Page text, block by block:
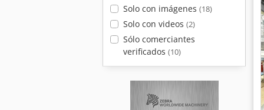
Solo con imágenes (18)
Solo con videos (2)
Sólo comerciantes
verificados (10)